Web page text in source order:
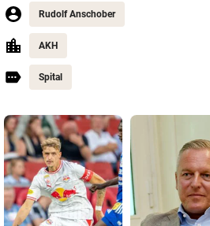
Rudolf Anschober
AKH
Spital